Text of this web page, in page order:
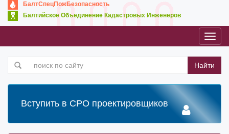
БалтСпецПожБезопасность
Балтийское Объединение Кадастровых Инженеров
Найти
Вступить в СРО проектировщиков